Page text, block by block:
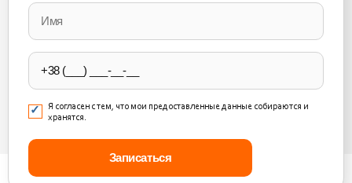
leave
this
field
empty.
Я согласен с тем, что мои предоставленные данные собираются и
хранятся.